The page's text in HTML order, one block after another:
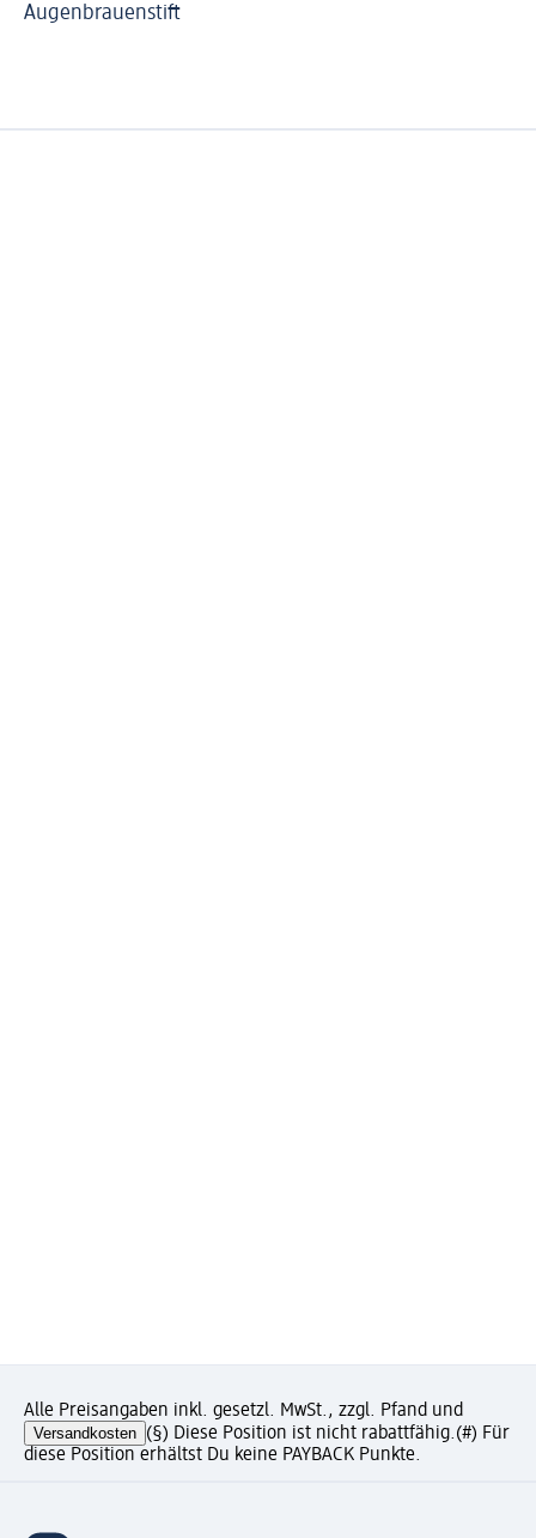
Augenbrauenstift
Alle Preisangaben inkl. gesetzl. MwSt., zzgl. Pfand und
Versandkosten (§) Diese Position ist nicht rabattfähig.(#) Für
diese Position erhältst Du keine PAYBACK Punkte.